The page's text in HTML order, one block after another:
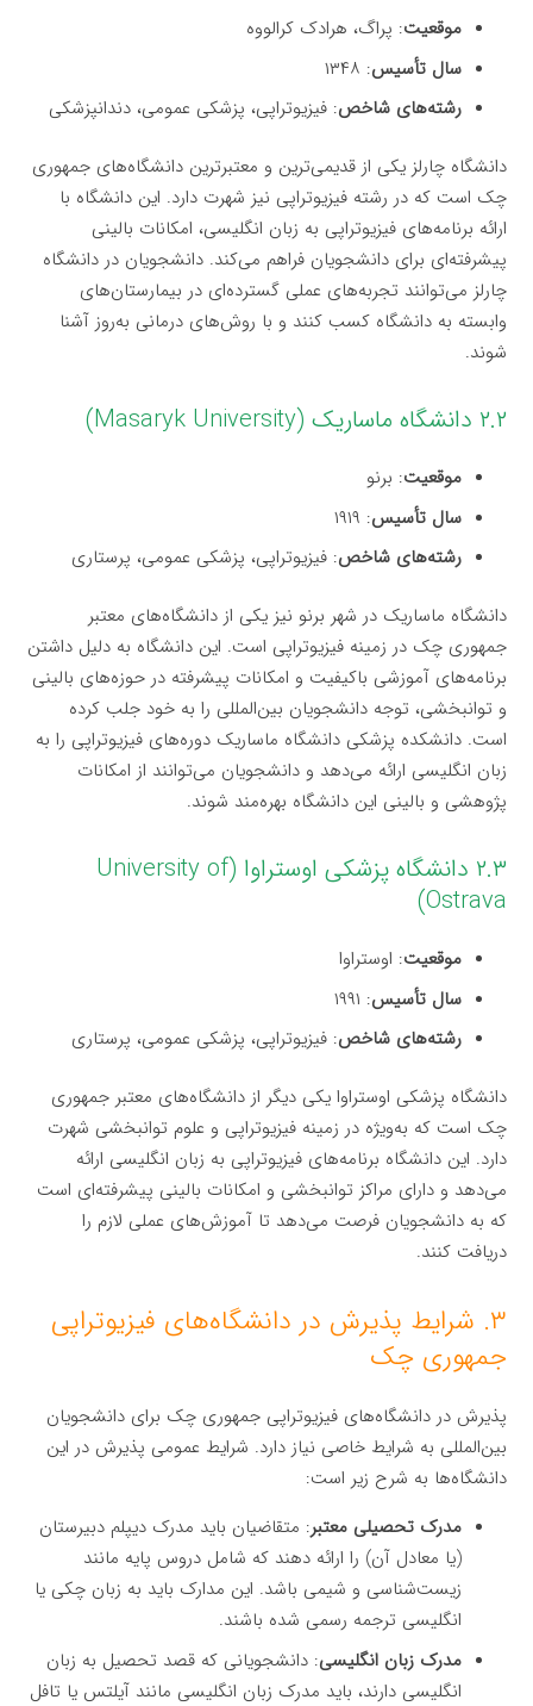
موقعیت: پراگ، هرادک کرالووه
سال تأسیس: ۱۳۴۸
رشته‌های شاخص: فیزیوتراپی، پزشکی عمومی، دندانپزشکی
دانشگاه چارلز یکی از قدیمی‌ترین و معتبرترین دانشگاه‌های جمهوری
چک است که در رشته فیزیوتراپی نیز شهرت دارد. این دانشگاه با
ارائه برنامه‌های فیزیوتراپی به زبان انگلیسی، امکانات بالینی
پیشرفته‌ای برای دانشجویان فراهم می‌کند. دانشجویان در دانشگاه
چارلز می‌توانند تجربه‌های عملی گسترده‌ای در بیمارستان‌های
وابسته به دانشگاه کسب کنند و با روش‌های درمانی به‌روز آشنا
شوند.
۲.۲ دانشگاه ماساریک (Masaryk University)
موقعیت: برنو
سال تأسیس: ۱۹۱۹
رشته‌های شاخص: فیزیوتراپی، پزشکی عمومی، پرستاری
دانشگاه ماساریک در شهر برنو نیز یکی از دانشگاه‌های معتبر
جمهوری چک در زمینه فیزیوتراپی است. این دانشگاه به دلیل داشتن
برنامه‌های آموزشی باکیفیت و امکانات پیشرفته در حوزه‌های بالینی
و توانبخشی، توجه دانشجویان بین‌المللی را به خود جلب کرده
است. دانشکده پزشکی دانشگاه ماساریک دوره‌های فیزیوتراپی را به
زبان انگلیسی ارائه می‌دهد و دانشجویان می‌توانند از امکانات
پژوهشی و بالینی این دانشگاه بهره‌مند شوند.
۲.۳ دانشگاه پزشکی اوستراوا (University of
Ostrava)
موقعیت: اوستراوا
سال تأسیس: ۱۹۹۱
رشته‌های شاخص: فیزیوتراپی، پزشکی عمومی، پرستاری
دانشگاه پزشکی اوستراوا یکی دیگر از دانشگاه‌های معتبر جمهوری
چک است که به‌ویژه در زمینه فیزیوتراپی و علوم توانبخشی شهرت
دارد. این دانشگاه برنامه‌های فیزیوتراپی به زبان انگلیسی ارائه
می‌دهد و دارای مراکز توانبخشی و امکانات بالینی پیشرفته‌ای است
که به دانشجویان فرصت می‌دهد تا آموزش‌های عملی لازم را
دریافت کنند.
۳. شرایط پذیرش در دانشگاه‌های فیزیوتراپی
جمهوری چک
پذیرش در دانشگاه‌های فیزیوتراپی جمهوری چک برای دانشجویان
بین‌المللی به شرایط خاصی نیاز دارد. شرایط عمومی پذیرش در این
دانشگاه‌ها به شرح زیر است:
مدرک تحصیلی معتبر: متقاضیان باید مدرک دیپلم دبیرستان
(یا معادل آن) را ارائه دهند که شامل دروس پایه مانند
زیست‌شناسی و شیمی باشد. این مدارک باید به زبان چکی یا
انگلیسی ترجمه رسمی شده باشند.
مدرک زبان انگلیسی: دانشجویانی که قصد تحصیل به زبان
انگلیسی دارند، باید مدرک زبان انگلیسی مانند آیلتس یا تافل